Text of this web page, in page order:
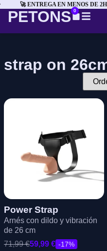
🚀 ENTREGA EN MENOS DE
PETONS 0
strap on
Power Strap
Arnés con dildo y vibración
de 26 cm
71,99€59,99 € -17%